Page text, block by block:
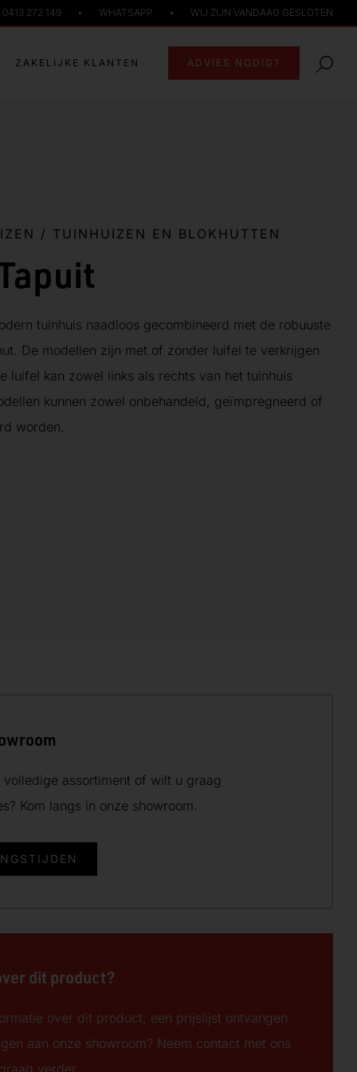
0413 272 149 • WHATSAPP • WIJ ZIJN VANDAAG GESLOTEN
ZAKELIJKE KLANTEN ADVIES NODIG?
/ TUINHUIZEN EN BLOKHUTTEN
tuinhuis naadloos gecombineerd met de robuuste
De modellen zijn met of zonder luifel te verkrijgen
luifel kan zowel links als rechts van het tuinhuis
kunnen zowel onbehandeld, geïmpregneerd of
worden.
volledige assortiment of wilt u graag
Kom langs in onze showroom.
dit product?
over dit product, een prijslijst ontvangen
aan onze showroom? Neem contact met ons
verder.